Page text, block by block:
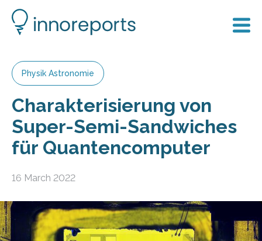
Physik Astronomie
Charakterisierung von
Super-Semi-Sandwiches
für Quantencomputer
16 March 2022